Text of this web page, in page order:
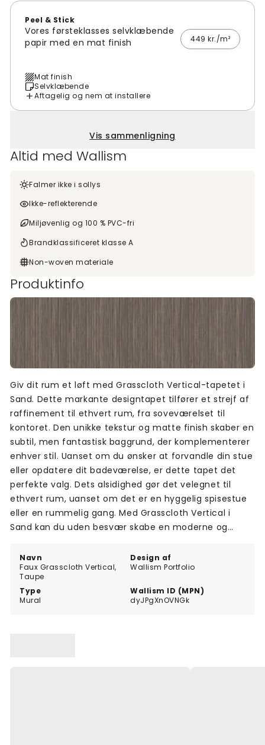
Peel & Stick
Vores førsteklasses selvklæbende
papir med en mat finish
449 kr./m²
Mat finish
Selvklæbende
Aftagelig og nem at installere
Vis sammenligning
Altid med Wallism
Falmer ikke i sollys
Ikke-reflekterende
Miljøvenlig og 100 % PVC-fri
Brandklassificeret klasse A
Non-woven materiale
Produktinfo
Navn
Faux Grasscloth Vertical,
Taupe
Design af
Wallism Portfolio
Type
Mural
Wallism ID (MPN)
dyJPgXnOVNGk
Giv dit rum et løft med Grasscloth Vertical-tapetet i
Sand. Dette markante designtapet tilfører et strejf af
raffinement til ethvert rum, fra soveværelset til
kontoret. Den unikke tekstur og matte finish skaber en
subtil, men fantastisk baggrund, der komplementerer
enhver stil. Uanset om du ønsker at forvandle din stue
eller opdatere dit badeværelse, er dette tapet det
perfekte valg. Dets alsidighed gør det velegnet til
ethvert rum, uanset om det er en hyggelig spisestue
eller en rummelig gang. Med Grasscloth Vertical i
Sand kan du uden besvær skabe en moderne og